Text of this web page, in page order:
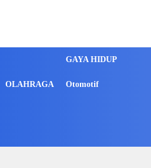
OLAHRAGA
GAYA HIDUP
Otomotif